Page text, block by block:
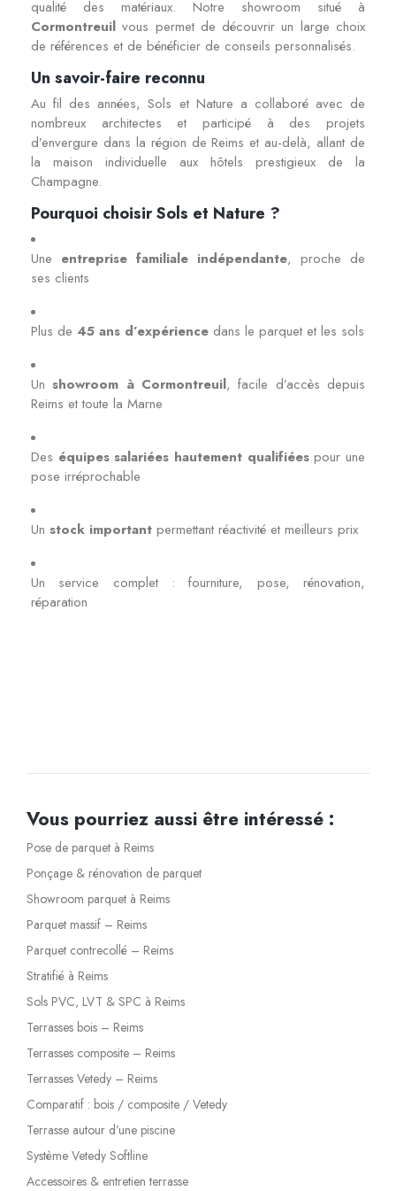
qualité des matériaux. Notre showroom situé à
Cormontreuil vous permet de découvrir un large choix
de références et de bénéficier de conseils personnalisés.
Un savoir-faire reconnu
Au fil des années, Sols et Nature a collaboré avec de
nombreux architectes et participé à des projets
d’envergure dans la région de Reims et au-delà, allant de
la maison individuelle aux hôtels prestigieux de la
Champagne.
Pourquoi choisir Sols et Nature ?
Une entreprise familiale indépendante, proche de
ses clients
Plus de 45 ans d’expérience dans le parquet et les sols
Unshowroom à Cormontreuil, facile d’accès depuis
Reims et toute la Marne
Des équipes salariées hautement qualifiéespour une
pose irréprochable
Un stock important permettant réactivité et meilleurs prix
Un service complet : fourniture, pose, rénovation,
réparation
Vous pourriez aussi être intéressé :
Pose de parquet à Reims
Ponçage & rénovation de parquet
Showroom parquet à Reims
Parquet massif – Reims
Parquet contrecollé – Reims
Stratifié à Reims
Sols PVC, LVT & SPC à Reims
Terrasses bois – Reims
Terrasses composite – Reims
Terrasses Vetedy – Reims
Comparatif : bois / composite / Vetedy
Terrasse autour d’une piscine
Système Vetedy Softline
Accessoires & entretien terrasse